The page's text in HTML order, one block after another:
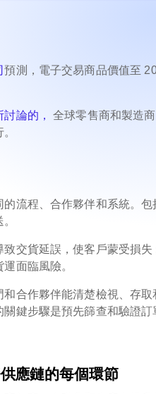
預測，電子交易商品價值至
討論的，全球零售商和製造
流程、合作夥伴和系統。
交貨延誤，使客戶蒙受損
面臨風險。
合作夥伴能清楚檢視、存
鍵步驟是預先篩查和驗證
應鏈的每個環節